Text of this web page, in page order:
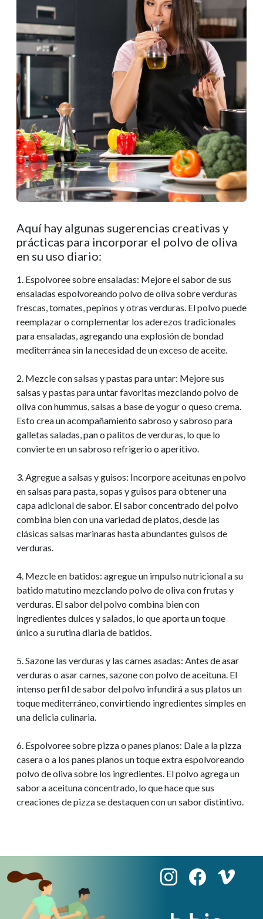
Aquí hay algunas sugerencias creativas y
prácticas para incorporar el polvo de oliva
en su uso diario:
1. Espolvoree sobre ensaladas: Mejore el sabor de sus
ensaladas espolvoreando polvo de oliva sobre verduras
frescas, tomates, pepinos y otras verduras. El polvo puede
reemplazar o complementar los aderezos tradicionales
para ensaladas, agregando una explosión de bondad
mediterránea sin la necesidad de un exceso de aceite.
2. Mezcle con salsas y pastas para untar: Mejore sus
salsas y pastas para untar favoritas mezclando polvo de
oliva con hummus, salsas a base de yogur o queso crema.
Esto crea un acompañamiento sabroso y sabroso para
galletas saladas, pan o palitos de verduras, lo que lo
convierte en un sabroso refrigerio o aperitivo.
3. Agregue a salsas y guisos: Incorpore aceitunas en polvo
en salsas para pasta, sopas y guisos para obtener una
capa adicional de sabor. El sabor concentrado del polvo
combina bien con una variedad de platos, desde las
clásicas salsas marinaras hasta abundantes guisos de
verduras.
4. Mezcle en batidos: agregue un impulso nutricional a su
batido matutino mezclando polvo de oliva con frutas y
verduras. El sabor del polvo combina bien con
ingredientes dulces y salados, lo que aporta un toque
único a su rutina diaria de batidos.
5. Sazone las verduras y las carnes asadas: Antes de asar
verduras o asar carnes, sazone con polvo de aceituna. El
intenso perfil de sabor del polvo infundirá a sus platos un
toque mediterráneo, convirtiendo ingredientes simples en
una delicia culinaria.
6. Espolvoree sobre pizza o panes planos: Dale a la pizza
casera o a los panes planos un toque extra espolvoreando
polvo de oliva sobre los ingredientes. El polvo agrega un
sabor a aceituna concentrado, lo que hace que sus
creaciones de pizza se destaquen con un sabor distintivo.